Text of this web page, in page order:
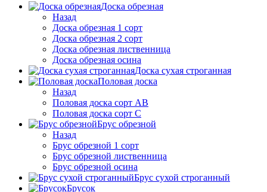
Доска обрезная
Назад
Доска обрезная 1 сорт
Доска обрезная 2 сорт
Доска обрезная лиственница
Доска обрезная осина
Доска сухая строганная
Половая доска
Назад
Половая доска сорт АВ
Половая доска сорт С
Брус обрезной
Назад
Брус обрезной 1 сорт
Брус обрезной лиственница
Брус обрезной осина
Брус сухой строганный
Брусок